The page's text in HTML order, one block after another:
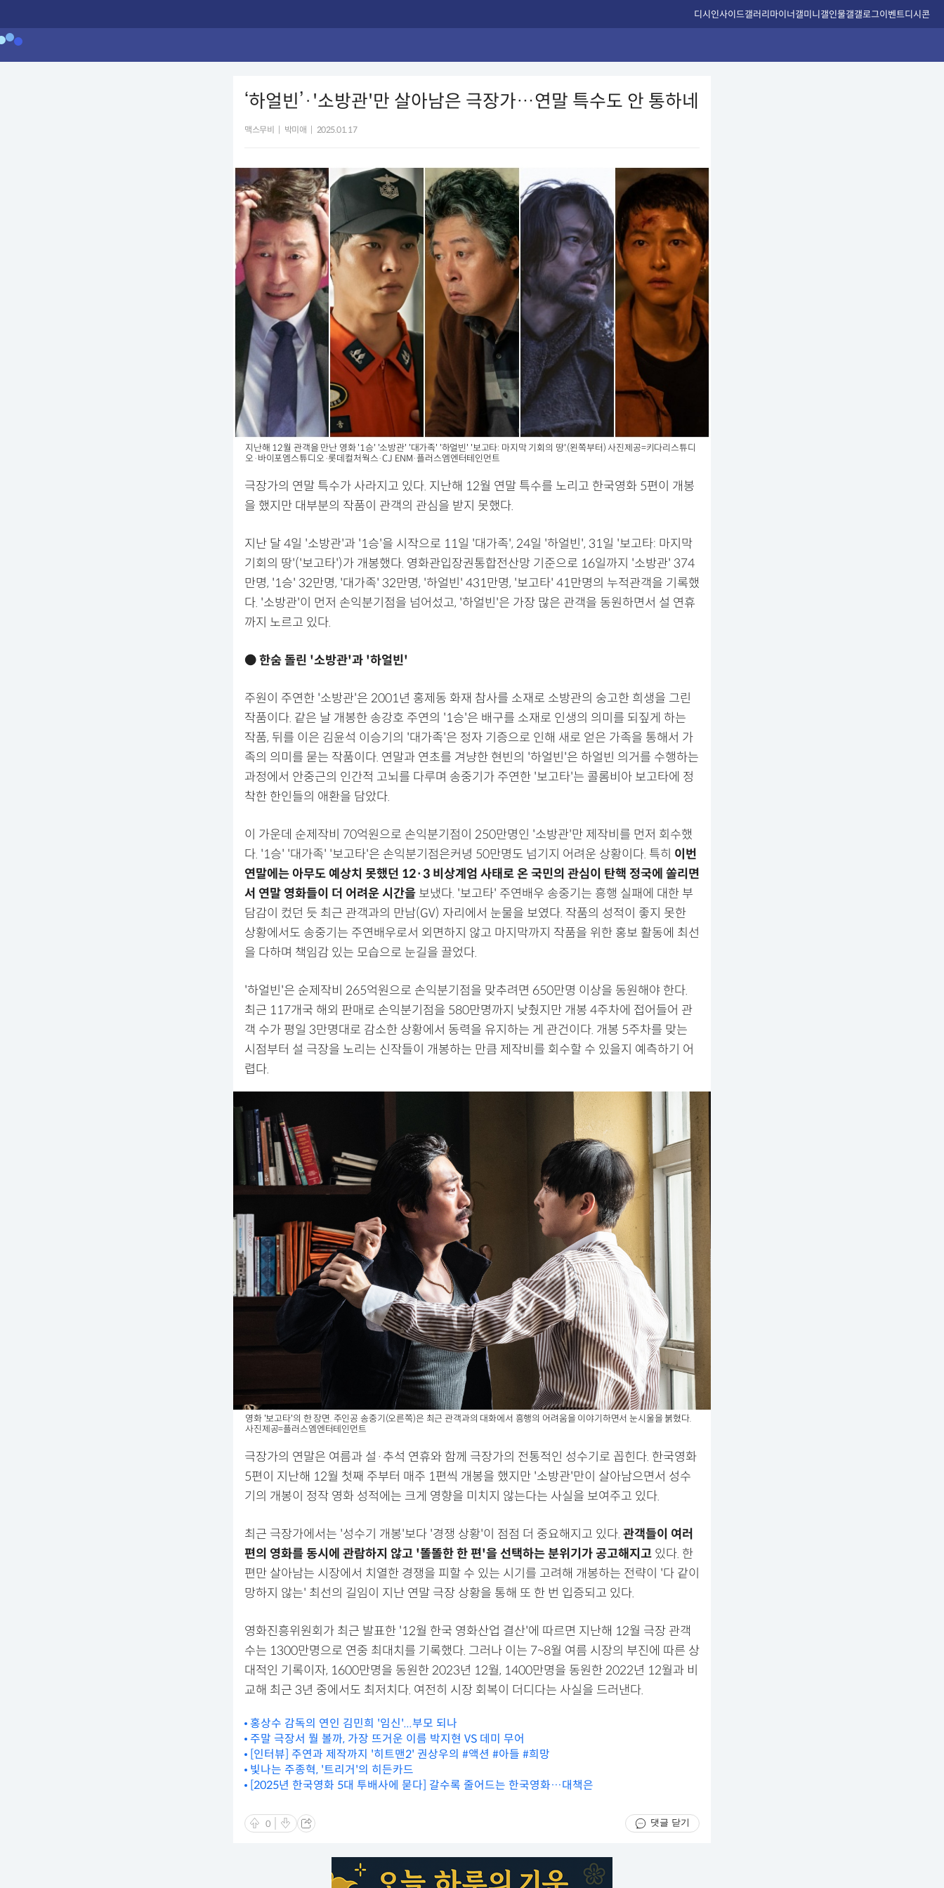
디시인사이드갤러리마이너갤미니갤인물갤갤로그이벤트디시콘
‘하얼빈’·'소방관'만 살아남은 극장가…연말 특수도 안 통하네
맥스무비 박미애 2025.01.17
지난해 12월 관객을 만난 영화 '1승' '소방관' '대가족' '하얼빈' '보고타: 마지막 기회의 땅'.(왼쪽부터) 사진제공=키다리스튜디
오·바이포엠스튜디오·롯데컬처웍스·CJ ENM·플러스엠엔터테인먼트
극장가의 연말 특수가 사라지고 있다. 지난해 12월 연말 특수를 노리고 한국영화 5편이 개봉
을 했지만 대부분의 작품이 관객의 관심을 받지 못했다.
지난 달 4일 '소방관'과 '1승'을 시작으로 11일 '대가족', 24일 '하얼빈', 31일 '보고타: 마지막
기회의 땅'('보고타')가 개봉했다. 영화관입장권통합전산망 기준으로 16일까지 '소방관' 374
만명, '1승' 32만명, '대가족' 32만명, '하얼빈' 431만명, '보고타' 41만명의 누적관객을 기록했
다. '소방관'이 먼저 손익분기점을 넘어섰고, '하얼빈'은 가장 많은 관객을 동원하면서 설 연휴
까지 노르고 있다.
● 한숨 돌린 '소방관'과 '하얼빈'
주원이 주연한 '소방관'은 2001년 홍제동 화재 참사를 소재로 소방관의 숭고한 희생을 그린
작품이다. 같은 날 개봉한 송강호 주연의 '1승'은 배구를 소재로 인생의 의미를 되짚게 하는
작품, 뒤를 이은 김윤석 이승기의 '대가족'은 정자 기증으로 인해 새로 얻은 가족을 통해서 가
족의 의미를 묻는 작품이다. 연말과 연초를 겨냥한 현빈의 '하얼빈'은 하얼빈 의거를 수행하는
과정에서 안중근의 인간적 고뇌를 다루며 송중기가 주연한 '보고타'는 콜롬비아 보고타에 정
착한 한인들의 애환을 담았다.
이 가운데 순제작비 70억원으로 손익분기점이 250만명인 '소방관'만 제작비를 먼저 회수했
다. '1승' '대가족' '보고타'은 손익분기점은커녕 50만명도 넘기지 어려운 상황이다. 특히 이번
연말에는 아무도 예상치 못했던 12·3 비상계엄 사태로 온 국민의 관심이 탄핵 정국에 쏠리면
서 연말 영화들이 더 어려운 시간을 보냈다. '보고타' 주연배우 송중기는 흥행 실패에 대한 부
담감이 컸던 듯 최근 관객과의 만남(GV) 자리에서 눈물을 보였다. 작품의 성적이 좋지 못한
상황에서도 송중기는 주연배우로서 외면하지 않고 마지막까지 작품을 위한 홍보 활동에 최선
을 다하며 책임감 있는 모습으로 눈길을 끌었다.
'하얼빈'은 순제작비 265억원으로 손익분기점을 맞추려면 650만명 이상을 동원해야 한다.
최근 117개국 해외 판매로 손익분기점을 580만명까지 낮췄지만 개봉 4주차에 접어들어 관
객 수가 평일 3만명대로 감소한 상황에서 동력을 유지하는 게 관건이다. 개봉 5주차를 맞는
시점부터 설 극장을 노리는 신작들이 개봉하는 만큼 제작비를 회수할 수 있을지 예측하기 어
렵다.
영화 '보고타'의 한 장면. 주인공 송중기(오른쪽)은 최근 관객과의 대화에서 흥행의 어려움을 이야기하면서 눈시울을 붉혔다.
사진제공=플러스엠엔터테인먼트
극장가의 연말은 여름과 설·추석 연휴와 함께 극장가의 전통적인 성수기로 꼽힌다. 한국영화
5편이 지난해 12월 첫째 주부터 매주 1편씩 개봉을 했지만 '소방관'만이 살아남으면서 성수
기의 개봉이 정작 영화 성적에는 크게 영향을 미치지 않는다는 사실을 보여주고 있다.
최근 극장가에서는 '성수기 개봉'보다 '경쟁 상황'이 점점 더 중요해지고 있다. 관객들이 여러
편의 영화를 동시에 관람하지 않고 '똘똘한 한 편'을 선택하는 분위기가 공고해지고 있다. 한
편만 살아남는 시장에서 치열한 경쟁을 피할 수 있는 시기를 고려해 개봉하는 전략이 '다 같이
망하지 않는' 최선의 길임이 지난 연말 극장 상황을 통해 또 한 번 입증되고 있다.
영화진흥위원회가 최근 발표한 '12월 한국 영화산업 결산'에 따르면 지난해 12월 극장 관객
수는 1300만명으로 연중 최대치를 기록했다. 그러나 이는 7~8월 여름 시장의 부진에 따른 상
대적인 기록이자, 1600만명을 동원한 2023년 12월, 1400만명을 동원한 2022년 12월과 비
교해 최근 3년 중에서도 최저치다. 여전히 시장 회복이 더디다는 사실을 드러낸다.
홍상수 감독의 연인 김민희 '임신'...부모 되나
주말 극장서 뭘 볼까, 가장 뜨거운 이름 박지현 VS 데미 무어
[인터뷰] 주연과 제작까지 '히트맨2' 권상우의 #액션 #아들 #희망
빛나는 주종혁, '트리거'의 히든카드
[2025년 한국영화 5대 투배사에 묻다] 갈수록 줄어드는 한국영화…대책은
0 댓글 닫기